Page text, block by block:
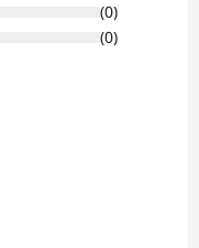
(0)
(0)